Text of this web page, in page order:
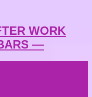
WORK
—